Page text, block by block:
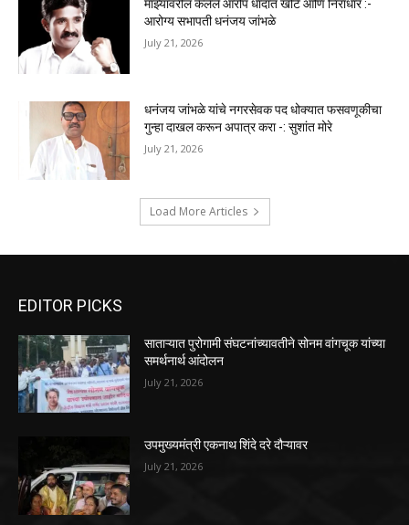
माझ्यावरील केलेले आरोप धांदात खोटे आणि निराधार :-
आरोग्य सभापती धनंजय जांभळे
July 21, 2026
धनंजय जांभळे यांचे नगरसेवक पद धोक्यात फसवणूकीचा
गुन्हा दाखल करून अपात्र करा -: सुशांत मोरे
July 21, 2026
Load More Articles
EDITOR PICKS
साताऱ्यात पुरोगामी संघटनांच्यावतीने सोनम वांगचूक यांच्या
समर्थनार्थ आंदोलन
July 21, 2026
उपमुख्यमंत्री एकनाथ शिंदे दरे दौऱ्यावर
July 21, 2026